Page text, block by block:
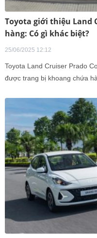
Toyota giới thiệu Land
hàng: Có gì khác biệt?
25/06/2025 12:12
Toyota Land Cruiser Prado
được trang bị khoang chứa
tốt nhu cầu vận chuyển
biệt.